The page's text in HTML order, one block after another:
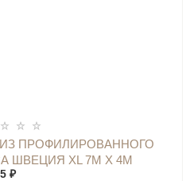
ПРОФИЛИРОВАННОГО
ШВЕЦИЯ XL 7М Х 4М
₽
КУПИТЬ